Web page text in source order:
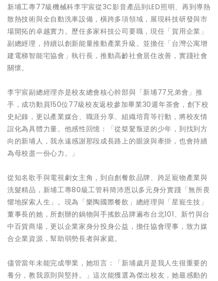
新埔工專77級機械科李宇宸從3C影音產品到LED照明、再到導熱
散熱技術與全自動洗車設備，橫跨多項領域，展現科技研發與市
場開拓的卓越實力。歷任多家科技公司要職，現任「賀用企業」
副總經理，持續以創新能量推動產業升級。並擔任「台灣公寓增
建電梯智能宅協會」執行長，推動高齡社會居住改善，實踐社會
關懷。
李宇宸副總經理亦是校友總會核心幹部與「新埔77兄弟會」推
手，成功動員150位77級校友返校參加畢業30週年茶會，創下校
史紀錄，更以產業媒合、職涯分享、組織培育等行動，將校友情
誼化為具體力量。他感性回憶：「從桀驁叛逆的少年，到找到方
向的新埔人，我永遠感謝那段成長路上的眼淚與牽掛，也會持續
為母校盡一份心力。」
從知名歌手與電視劇女主角，到自創餐飲品牌、跨足寵物產業與
洗髮精品，新埔工專80級工管科簡沛恩以多元身分實踐「無所畏
懼地探索人生」。現為「樂陶國際餐飲」總經理與「星寵生技」
董事長的她，所創辦的鍋物與手搖飲品牌遍布台北101、新竹與台
中百貨商場，更以企業家身分投身公益，擔任協會理事，致力媒
合企業資源，幫助弱勢長者與家庭。
儘管當年未能完成學業，她坦言：「新埔歲月是我人生很重要的
養分，教我原則與堅持。」這次能獲選為傑出校友，她最感動的